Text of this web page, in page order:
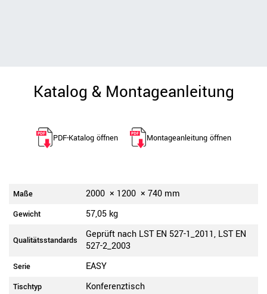
Katalog & Montageanleitung
PDF-Katalog öffnen Montageanleitung öffnen
Maße 2000 × 1200 × 740 mm
Gewicht 57,05 kg
Qualitätsstandards
Geprüft nach LST EN 527-1_2011, LST EN
527-2_2003
Serie EASY
Tischtyp Konferenztisch